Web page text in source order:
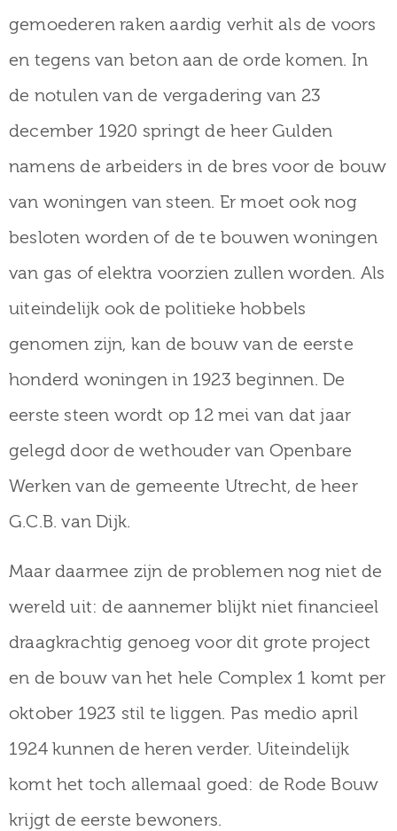
gemoederen raken aardig verhit als de voors
en tegens van beton aan de orde komen. In
de notulen van de vergadering van 23
december 1920 springt de heer Gulden
namens de arbeiders in de bres voor de bouw
van woningen van steen. Er moet ook nog
besloten worden of de te bouwen woningen
van gas of elektra voorzien zullen worden. Als
uiteindelijk ook de politieke hobbels
genomen zijn, kan de bouw van de eerste
honderd woningen in 1923 beginnen. De
eerste steen wordt op 12 mei van dat jaar
gelegd door de wethouder van Openbare
Werken van de gemeente Utrecht, de heer
G.C.B. van Dijk.
Maar daarmee zijn de problemen nog niet de
wereld uit: de aannemer blijkt niet financieel
draagkrachtig genoeg voor dit grote project
en de bouw van het hele Complex 1 komt per
oktober 1923 stil te liggen. Pas medio april
1924 kunnen de heren verder. Uiteindelijk
komt het toch allemaal goed: de Rode Bouw
krijgt de eerste bewoners.